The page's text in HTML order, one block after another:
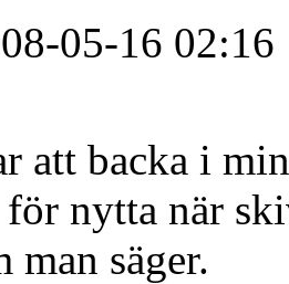
05-16 02:16
att backa i
nytta när
man säger.